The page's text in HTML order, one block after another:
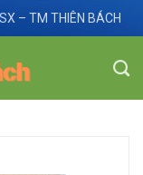
– TM THIÊN BÁCH